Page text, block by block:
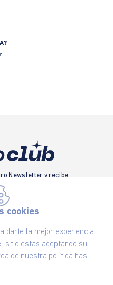
cookies
darte la mejor experiencia
sitio estas aceptando su
de nuestra política has
Newsletter y recibe
y lo último en moda
AHORA